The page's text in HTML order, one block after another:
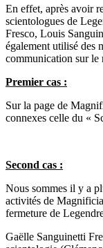
En effet, après avoir
scientologues de
Fresco, Louis
également utilisé des
communication sur le
Premier cas :
Sur la page de
connexes celle du «
Second cas :
Nous sommes il y a
activités de
fermeture de
Gaëlle Sanguinetti